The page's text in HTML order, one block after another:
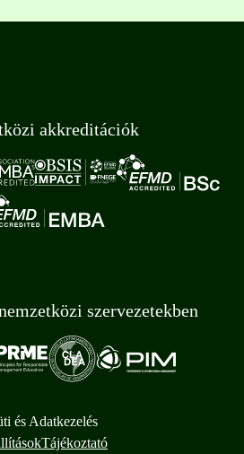
akkreditációk
szervezetekben
és Adatkezelés
Tájékoztató